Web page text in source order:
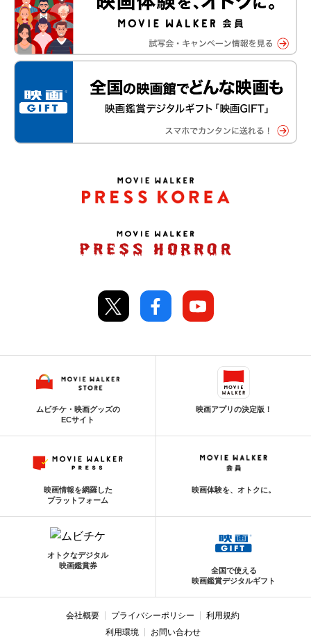
ムビチケ・映画グッズの
ECサイト
映画アプリの決定版！
映画情報を網羅した
プラットフォーム
映画体験を、オトクに。
オトクなデジタル
映画鑑賞券
全国で使える
映画鑑賞デジタルギフト
会社概要 プライバシーポリシー
利用規約
利用環境
お問い合わせ